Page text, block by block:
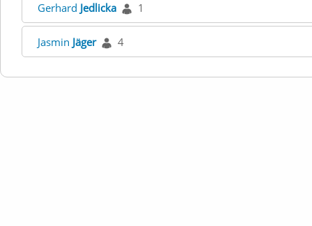
Gerhard Jedlicka 1
Jasmin Jäger 4